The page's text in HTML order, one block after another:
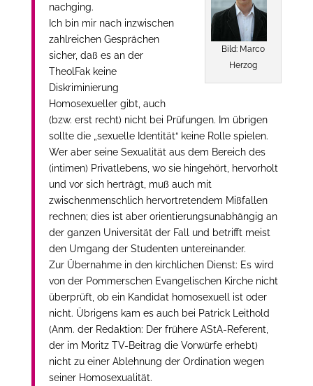
Bild: Marco
Herzog
nachging.
Ich bin mir nach inzwischen
zahlreichen Gesprächen
sicher, daß es an der
TheolFak keine
Diskriminierung
Homosexueller gibt, auch
(bzw. erst recht) nicht bei Prüfungen. Im übrigen
sollte die „sexuelle Identität“ keine Rolle spielen.
Wer aber seine Sexualität aus dem Bereich des
(intimen) Privatlebens, wo sie hingehört, hervorholt
und vor sich herträgt, muß auch mit
zwischenmenschlich hervortretendem Mißfallen
rechnen; dies ist aber orientierungsunabhängig an
der ganzen Universität der Fall und betrifft meist
den Umgang der Studenten untereinander.
Zur Übernahme in den kirchlichen Dienst: Es wird
von der Pommerschen Evangelischen Kirche nicht
überprüft, ob ein Kandidat homosexuell ist oder
nicht. Übrigens kam es auch bei Patrick Leithold
(Anm. der Redaktion: Der frühere AStA-Referent,
der im Moritz TV-Beitrag die Vorwürfe erhebt)
nicht zu einer Ablehnung der Ordination wegen
seiner Homosexualität.